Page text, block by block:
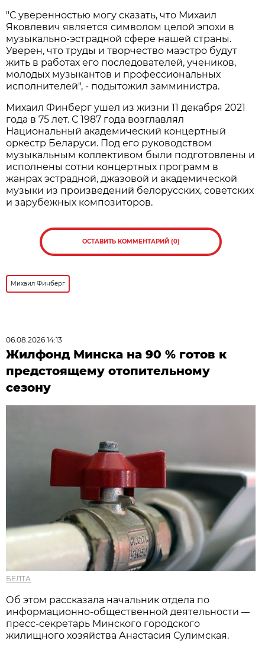
"С уверенностью могу сказать, что Михаил
Яковлевич является символом целой эпохи в
музыкально-эстрадной сфере нашей страны.
Уверен, что труды и творчество маэстро будут
жить в работах его последователей, учеников,
молодых музыкантов и профессиональных
исполнителей", - подытожил замминистра.
Михаил Финберг ушел из жизни 11 декабря 2021
года в 75 лет. С 1987 года возглавлял
Национальный академический концертный
оркестр Беларуси. Под его руководством
музыкальным коллективом были подготовлены и
исполнены сотни концертных программ в
жанрах эстрадной, джазовой и академической
музыки из произведений белорусских, советских
и зарубежных композиторов.
ОСТАВИТЬ КОММЕНТАРИЙ (0)
Михаил Финберг
06.08.2026 14:13
Жилфонд Минска на 90 % готов к
предстоящему отопительному
сезону
БЕЛТА
Об этом рассказала начальник отдела по
информационно-общественной деятельности—
пресс-секретарь Минского городского
жилищного хозяйства Анастасия Сулимская.